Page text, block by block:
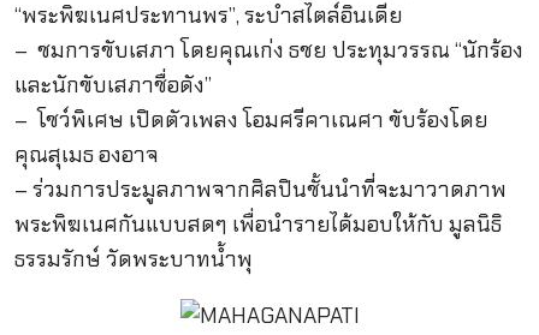
“พระพิฆเนศประทานพร”, ระบําสไตล์อินเดีย
– ชมการขับเสภา โดยคุณเก่ง ธชย ประทุมวรรณ “นักร้อง
และนักขับเสภาชื่อดัง”
– โชว์พิเศษ เปิดตัวเพลง โอมศรีคาเณศา ขับร้องโดย
คุณสุเมธ องอาจ
– ร่วมการประมูลภาพจากศิลปินชั้นนำที่จะมาวาดภาพ
พระพิฆเนศกันแบบสดๆ เพื่อนำรายได้มอบให้กับ มูลนิธิ
ธรรมรักษ์ วัดพระบาทน้ำพุ